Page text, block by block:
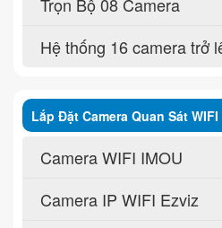
Hệ thống 16 camera trở
Lắp Đặt Camera Quan Sát
Camera WIFI IMOU
Camera IP WIFI Ezviz